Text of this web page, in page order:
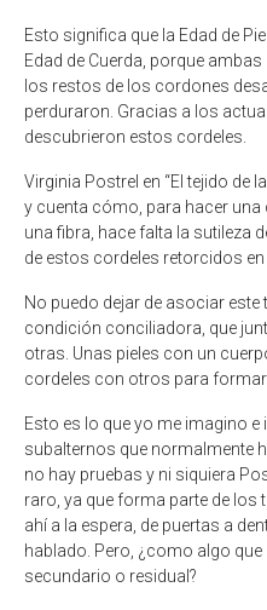
Esto significa que la Edad de
Edad de Cuerda, porque
los restos de los cordones
perduraron. Gracias a los
descubrieron estos cordeles.
Virginia Postrel en “El tejido de
y cuenta cómo, para hacer
una fibra, hace falta la sutileza
de estos cordeles retorcidos
No puedo dejar de asociar
condición conciliadora, que
otras. Unas pieles con un
cordeles con otros para formar
Esto es lo que yo me imagino
subalternos que normalmente
no hay pruebas y ni siquiera
raro, ya que forma parte de los
ahí a la espera, de puertas a
hablado. Pero, ¿como algo
secundario o residual?